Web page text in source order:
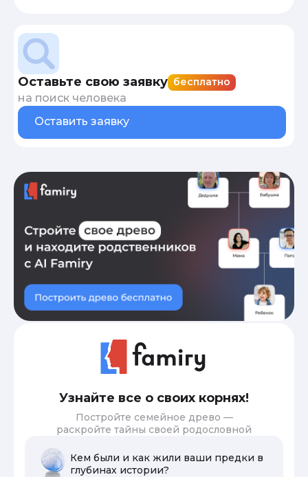
Оставьте свою заявку бесплатно
на поиск человека
Оставить заявку
Узнайте все о своих корнях!
Постройте семейное древо —
раскройте тайны своей родословной
Кем были и как жили ваши предки в
глубинах истории?